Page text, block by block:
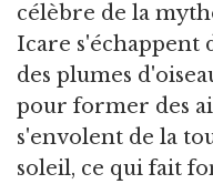
célèbre de la
Icare s'échappent
des plumes
pour former des
s'envolent de la
soleil, ce qui fait